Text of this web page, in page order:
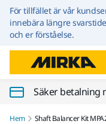
För tillfället är vår
innebära längre
och er förståelse.
Säker betalning
Hem Shaft Balancer Kit